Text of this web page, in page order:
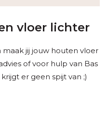
vloer lichter
jij jouw houten vloer
of voor hulp van Bas
krijgt er geen spijt van ;)